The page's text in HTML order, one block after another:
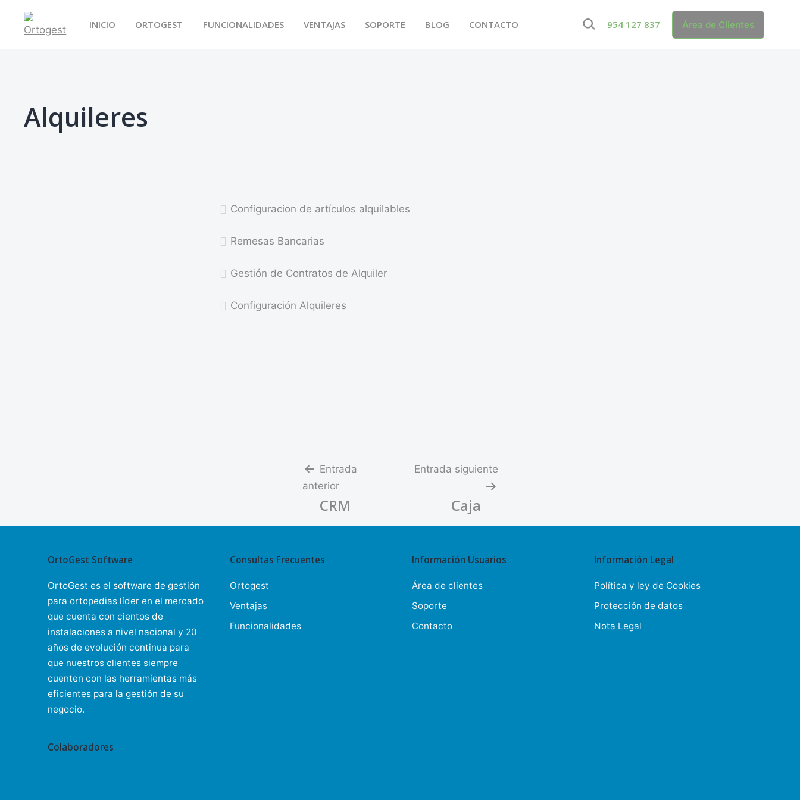
954 127 837 Área de Clientes
INICIO ORTOGEST FUNCIONALIDADES VENTAJAS SOPORTE BLOG CONTACTO
Alquileres
Configuracion de artículos alquilables
Remesas Bancarias
Gestión de Contratos de Alquiler
Configuración Alquileres
Navegación
de
entradas
Entrada
anterior
CRM
Entrada siguiente
Caja
OrtoGest Software
OrtoGest es el software de gestión
para ortopedias líder en el mercado
que cuenta con cientos de
instalaciones a nivel nacional y 20
años de evolución continua para
que nuestros clientes siempre
cuenten con las herramientas más
eficientes para la gestión de su
negocio.
Consultas Frecuentes
Ortogest
Ventajas
Funcionalidades
Información Usuarios
Área de clientes
Soporte
Contacto
Información Legal
Política y ley de Cookies
Protección de datos
Nota Legal
Colaboradores